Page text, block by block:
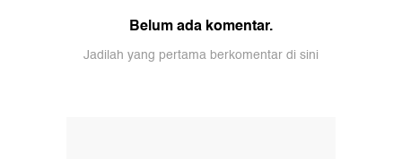
Belum ada komentar.
Jadilah yang pertama berkomentar di sini